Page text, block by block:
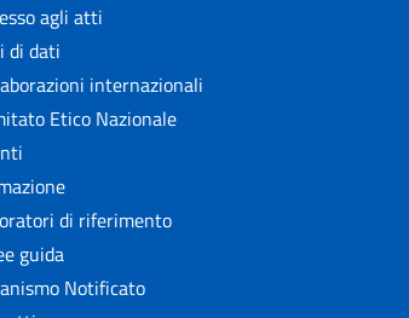
agli atti
di dati
internazionali
Etico Nazionale
di riferimento
guida
Notificato